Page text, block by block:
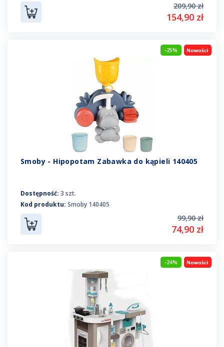
209,90 zł
154,90 zł
-25%
Smoby - Hipopotam Zabawka do kąpieli 140405
Dostępność: 3 szt.
Kod produktu: Smoby 140405
99,90 zł
74,90 zł
-24%